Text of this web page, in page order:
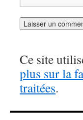
Ce site
plus sur la
traitées.